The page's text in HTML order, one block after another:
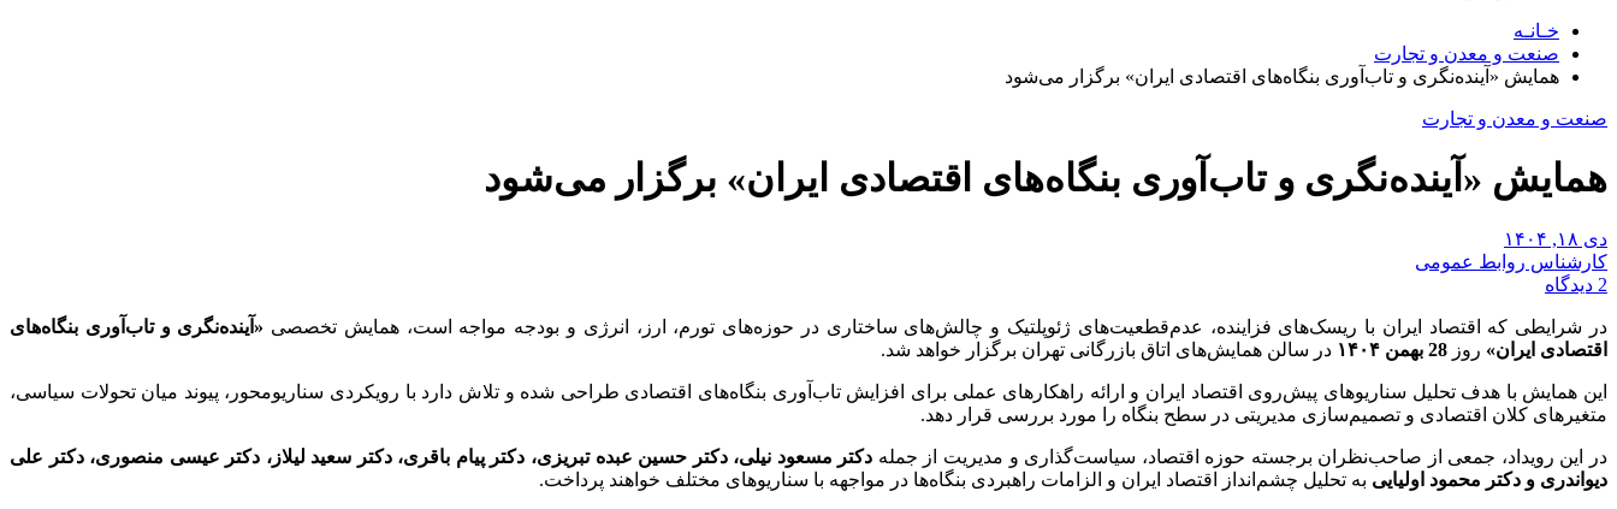
خـانـه
صنعت و معدن و تجارت
همایش «آینده‌نگری و تاب‌آوری بنگاه‌های اقتصادی ایران» برگزار می‌شود
صنعت و معدن و تجارت
همایش «آینده‌نگری و تاب‌آوری بنگاه‌های اقتصادی ایران» برگزار می‌شود
دی ۱۸, ۱۴۰۴
کارشناس روابط عمومی
2 دیدگاه
در شرایطی که اقتصاد ایران با ریسک‌های فزاینده، عدم‌قطعیت‌های ژئوپلتیک و چالش‌های ساختاری در حوزه‌های تورم، ارز، انرژی و بودجه مواجه است، همایش تخصصی «آیندهنگری و تاب آوری بنگاههای
اقتصادی ایران» روز 28 بهمن ۱۴۰۴ در سالن همایش‌های اتاق بازرگانی تهران برگزار خواهد شد.
این همایش با هدف تحلیل سناریوهای پیش‌روی اقتصاد ایران و ارائه راهکارهای عملی برای افزایش تاب‌آوری بنگاه‌های اقتصادی طراحی شده و تلاش دارد با رویکردی سناریومحور، پیوند میان تحولات سیاسی،
متغیرهای کلان اقتصادی و تصمیم‌سازی مدیریتی در سطح بنگاه را مورد بررسی قرار دهد.
در این رویداد، جمعی از صاحب‌نظران برجسته حوزه اقتصاد، سیاست‌گذاری و مدیریت از جمله دکتر مسعود نیلی، دکتر حسین عبده تبریزی، دکتر پیام باقری، دکتر سعید لیلاز، دکتر عیسی منصوری، دکتر علی
دیواندری و دکتر محمود اولیایی به تحلیل چشم‌انداز اقتصاد ایران و الزامات راهبردی بنگاه‌ها در مواجهه با سناریوهای مختلف خواهند پرداخت.